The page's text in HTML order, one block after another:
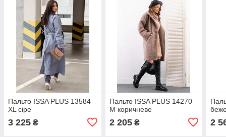
Пальто ISSA PLUS 13584
XL сіре
3 225 ₴
Пальто ISSA PLUS 14270
M коричневе
2 205₴ 2